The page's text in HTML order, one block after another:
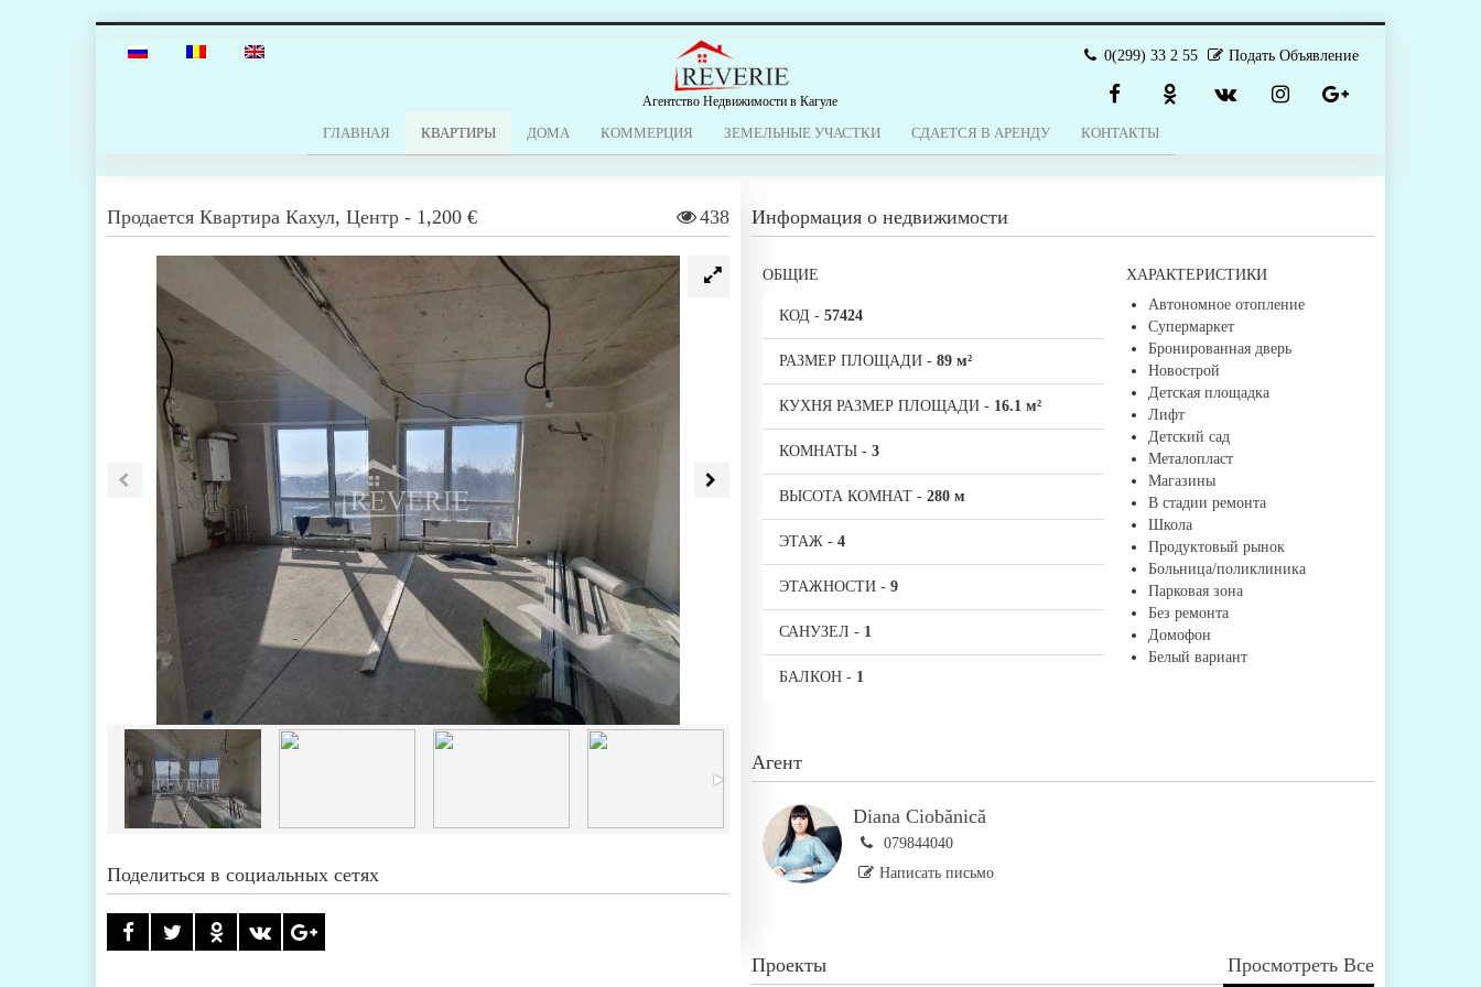
Агентство Недвижимости в Кагуле
0(299) 33 2 55 Подать Объявление
ГЛАВНАЯ КВАРТИРЫ ДОМА КОММЕРЦИЯ ЗЕМЕЛЬНЫЕ УЧАСТКИ СДАЕТСЯ В АРЕНДУ КОНТАКТЫ
Продается Квартира Кахул, Центр - 1,200 € 438
Поделиться в социальных сетях
Информация о недвижимости
ОБЩИЕ
КОД - 57424
РАЗМЕР ПЛОЩАДИ - 89 м²
КУХНЯ РАЗМЕР ПЛОЩАДИ - 16.1 м²
КОМНАТЫ - 3
ВЫСОТА КОМНАТ - 280 м
ЭТАЖ - 4
ЭТАЖНОСТИ - 9
САНУЗЕЛ - 1
БАЛКОН - 1
ХАРАКТЕРИСТИКИ
Автономное отопление
Супермаркет
Бронированная дверь
Новострой
Детская площадка
Лифт
Детский сад
Металопласт
Магазины
В стадии ремонта
Школа
Продуктовый рынок
Больница/поликлиника
Парковая зона
Без ремонта
Домофон
Белый вариант
Агент
Diana Ciobănică
079844040
Написать письмо
Проекты Просмотреть Все